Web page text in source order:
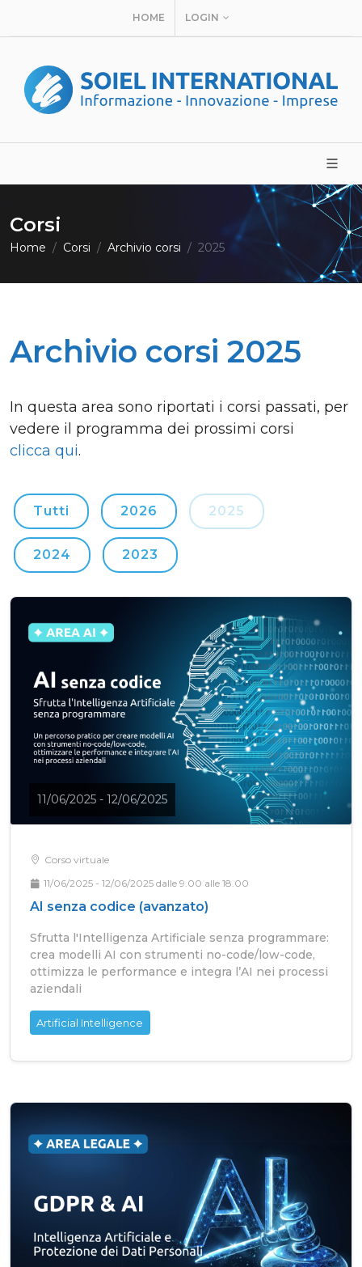
HOME LOGIN
Corsi
Home Corsi Archivio corsi 2025
Archivio corsi 2025
In questa area sono riportati i corsi passati, per
vedere il programma dei prossimi corsi
clicca qui.
Tutti 2026 2025
2024 2023
11/06/2025 - 12/06/2025
Corso virtuale
11/06/2025 - 12/06/2025 dalle 9.00 alle 18.00
AI senza codice (avanzato)
Sfrutta l'Intelligenza Artificiale senza programmare:
crea modelli AI con strumenti no-code/low-code,
ottimizza le performance e integra l’AI nei processi
aziendali
Artificial Intelligence